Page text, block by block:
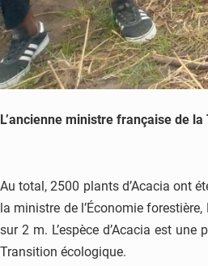
L’ancienne ministre française de
Au total, 2500 plants d’Acacia ont
la ministre de l’Économie
sur 2 m. L’espèce d’Acacia est
Transition écologique.